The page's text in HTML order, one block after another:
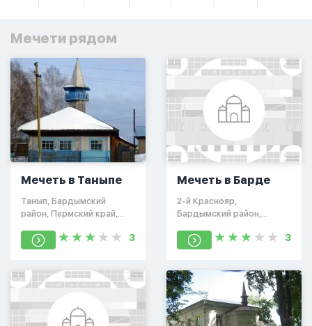
Мечети рядом
Мечеть в Таныпе
Танып, Бардымский
район, Пермский край,
3
Мечеть в Барде
2-й Краснояр,
Бардымский район,
3